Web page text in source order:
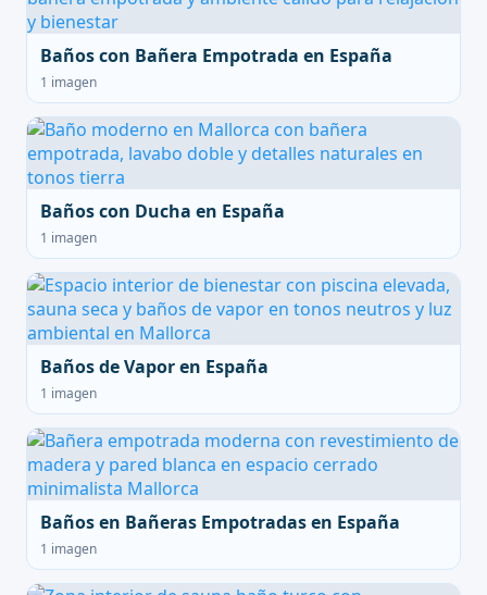
Baños con Bañera Empotrada en España
1 imagen
Baños con Ducha en España
1 imagen
Baños de Vapor en España
1 imagen
Baños en Bañeras Empotradas en España
1 imagen